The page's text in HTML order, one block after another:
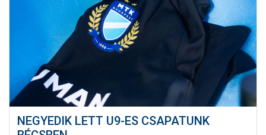
NEGYEDIK LETT U9-ES CSAPATUNK